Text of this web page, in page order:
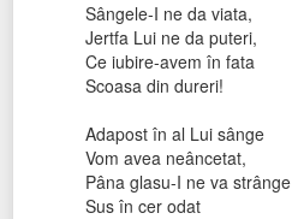
Sângele-I ne da viata,
Jertfa Lui ne da puteri,
Ce iubire-avem în fata
Scoasa din dureri!
Adapost în al Lui sânge
Vom avea neâncetat,
Pâna glasu-I ne va strânge
Sus în cer odat